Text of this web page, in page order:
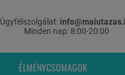
Ügyfélszolgálat:
Minden nap: 8:00-20:00
ÉLMÉNYCSOMAGOK